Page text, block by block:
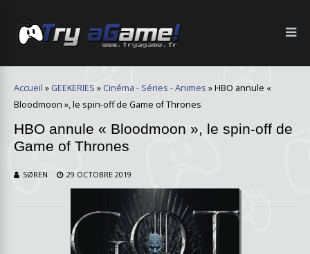
Accueil » GEEKERIES » Cinéma - Séries - Animes »HBO annule «
Bloodmoon », le spin-off de Game of Thrones
HBO annule « Bloodmoon », le spin-off de
Game of Thrones
SØREN 29 OCTOBRE 2019